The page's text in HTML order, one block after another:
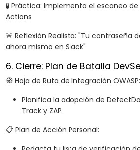
🧪 Práctica: Implementa el escaneo
Actions
🚨 Reflexión Realista: "Tu contraseña
ahora mismo en Slack"
6. Cierre: Plan de Batalla
🧭 Hoja de Ruta de Integración OWASP:
Planifica la adopción de
Track y ZAP
📋 Plan de Acción Personal: